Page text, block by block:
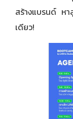
สร้างแบรนด์ ห
เดียว!